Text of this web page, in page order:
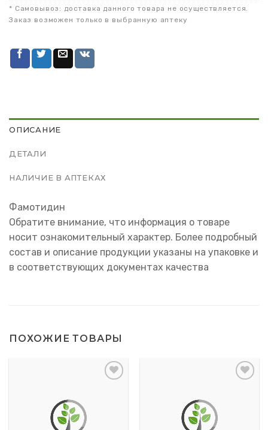
* Самовывоз: доставка данного товара не осуществляется.
Заказ возможен только в выбранную аптеку
ОПИСАНИЕ
ДЕТАЛИ
НАЛИЧИЕ В АПТЕКАХ
Фамотидин
Обратите внимание, что информация о товаре
носит ознакомительный характер. Более подробный
состав и описание продукции указаны на упаковке и
в соответствующих документах качества
ПОХОЖИЕ ТОВАРЫ